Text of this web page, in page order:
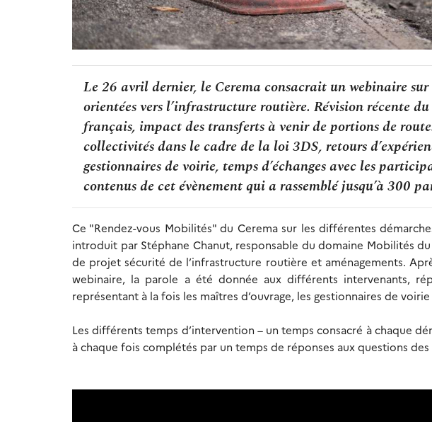
Le 26 avril dernier, le Cerema consacrait un webinaire sur
orientées vers l’infrastructure routière. Révision récente
français, impact des transferts à venir de portions de
collectivités dans le cadre de la loi 3DS, retours
gestionnaires de voirie, temps d’échanges avec les
contenus de cet évènement qui a rassemblé jusqu’à 300
Ce "Rendez-vous Mobilités" du Cerema sur les différentes
introduit par Stéphane Chanut, responsable du domaine Mobilités
de projet sécurité de l’infrastructure routière et aménagements.
webinaire, la parole a été donnée aux différents intervenants,
représentant à la fois les maîtres d’ouvrage, les gestionnaires de
Les différents temps d’intervention – un temps consacré à chaque
à chaque fois complétés par un temps de réponses aux questions